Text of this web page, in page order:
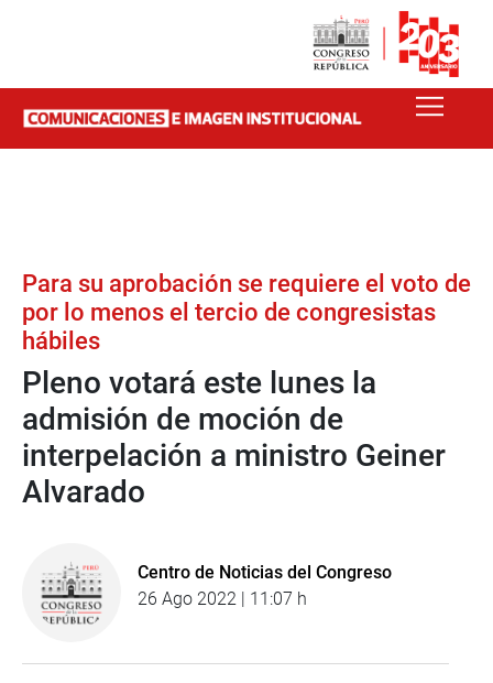
Para su aprobación se requiere el voto de
por lo menos el tercio de congresistas
hábiles
Pleno votará este lunes la
admisión de moción de
interpelación a ministro Geiner
Alvarado
Centro de Noticias del Congreso
26 Ago 2022 | 11:07 h